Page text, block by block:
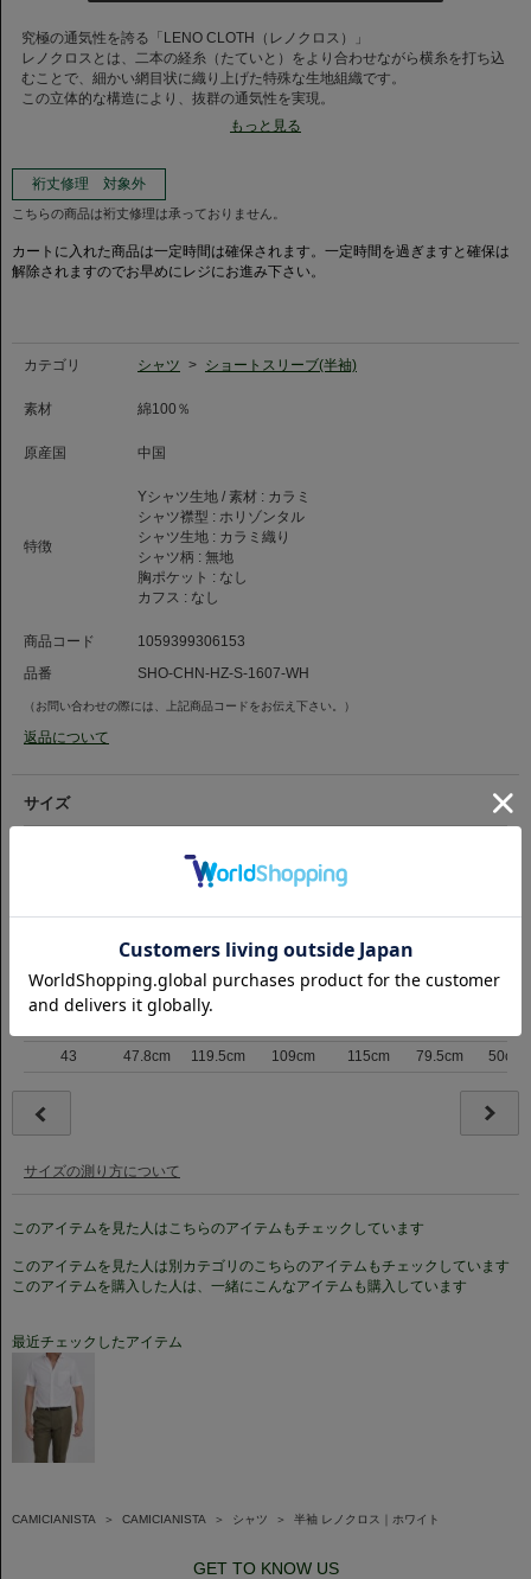
究極の通気性を誇る「LENO CLOTH（レノクロス）」
レノクロスとは、二本の経糸（たていと）をより合わせながら横糸を打ち込
むことで、細かい網目状に織り上げた特殊な生地組織です。
この立体的な構造により、抜群の通気性を実現。
肌への接地面が少ないため、汗ばむ季節でも肌にまとわりつかず、常にドラ
イで快適な着心地を体感いただけます。
ビジネスからカジュアルまで、あらゆるシーンで主役を張れる万能なホワイ
ト。
レノクロス特有の繊細な織り模様が、単なる白シャツにはない奥行きと高級
大人のためのマストアイテムです。
タイスタイルでも襟元が美しく立ち上がり、首回りをすっきりと色気のある
スラックスにタックインしたスマートなビジネススタイルはもちろん、休日
ジャケットのインナーとしても収まりが良く、オンオフ問わずコーディネー
もっと見る
裄丈修理 対象外
こちらの商品は裄丈修理は承っておりません。
カートに入れた商品は一定時間は確保されます。一定時間を過ぎますと確保は
解除されますのでお早めにレジにお進み下さい。
カテゴリ シャツ > ショートスリーブ(半袖)
素材 綿100％
原産国 中国
特徴
Yシャツ生地 / 素材 : カラミ
シャツ襟型 : ホリゾンタル
シャツ生地 : カラミ織り
シャツ柄 : 無地
胸ポケット : なし
カフス : なし
商品コード
1059399306153
品番
SHO-CHN-HZ-S-1607-WH
（お問い合わせの際には、上記商品コードをお伝え下さい。）
返品について
サイズ
103.5cm 92cm
100cm 106cm
45.8cm 113.5cm 103cm
43
47.8cm 119.5cm 109cm 115cm 79.5cm 50cm
サイズの測り方について
このアイテムを見た人はこちらのアイテムもチェックしています
このアイテムを見た人は別カテゴリのこちらのアイテムもチェックしています
このアイテムを購入した人は、一緒にこんなアイテムも購入しています
最近チェックしたアイテム
CAMICIANISTA ＞ CAMICIANISTA ＞ シャツ ＞ 半袖 レノクロス｜ホワイト
GET TO KNOW US